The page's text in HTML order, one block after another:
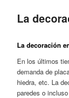
La
La decoración
En los últimos
demanda de
hiedra, etc. La
paredes o